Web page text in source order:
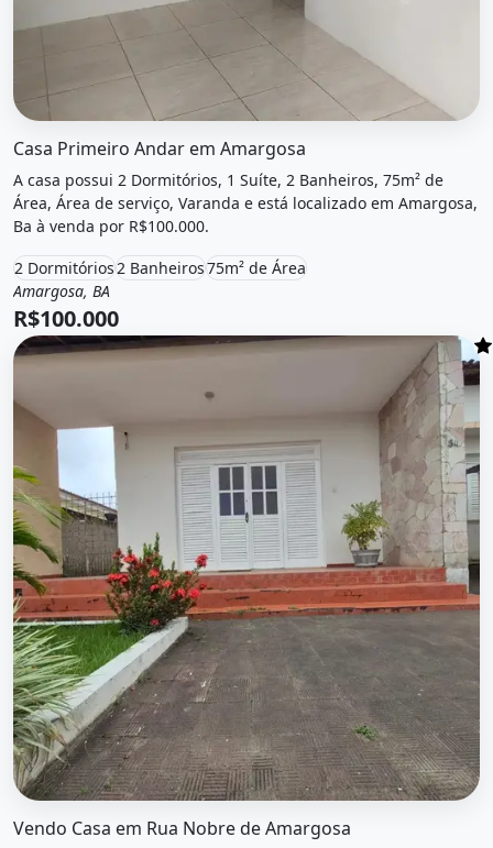
Casa Primeiro Andar em Amargosa
A casa possui 2 Dormitórios, 1 Suíte, 2 Banheiros, 75m² de
Área, Área de serviço, Varanda e está localizado em Amargosa,
Ba à venda por R$100.000.
2 Dormitórios2 Banheiros75m² de Área
Venda
Casa
Amargosa, BA
R$100.000
Vendo Casa em Rua Nobre de Amargosa